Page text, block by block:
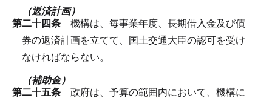
（返済計画）
第二十四条 機構は、毎事業年度、長期借入金及び債
券の返済計画を立てて、国土交通大臣の認可を受け
なければならない。
（補助金）
第二十五条 政府は、予算の範囲内において、機構に